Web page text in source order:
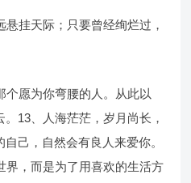
挂天际；只要曾经绚烂过，
个愿为你弯腰的人。从此以
13、人海茫茫，岁月尚长，
己，自然会有良人来爱你。
界，而是为了用喜欢的生活方